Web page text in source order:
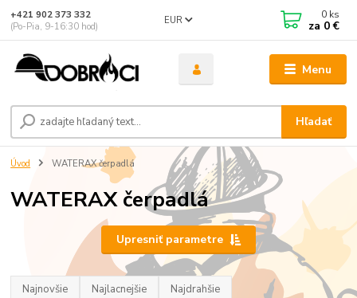
Menu
EUR
Hľadať
+421 902 373 332
(Po-Pia, 9-16:30 hod)
0 ks
za 0 €
Úvod WATERAX čerpadlá
WATERAX čerpadlá
Upresniť parametre
Najnovšie Najlacnejšie Najdrahšie